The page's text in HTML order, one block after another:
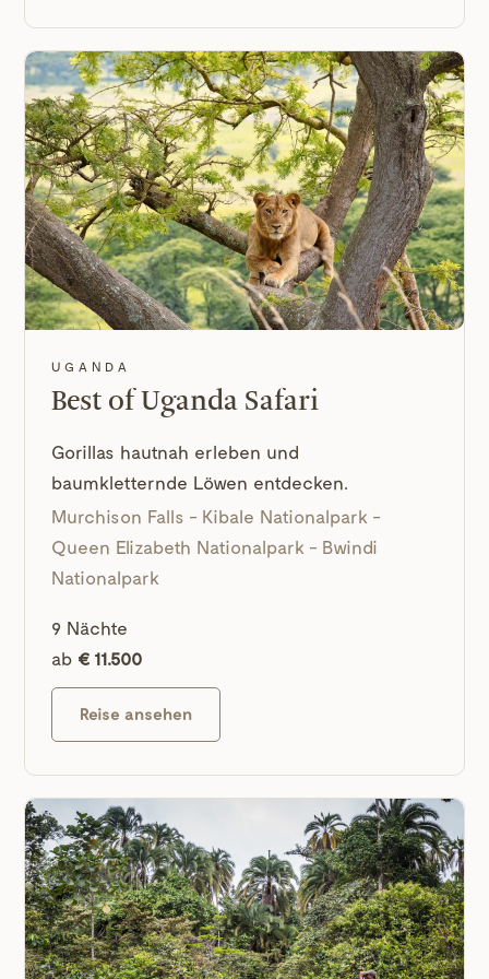
UGANDA
Best of Uganda Safari
Gorillas hautnah erleben und
baumkletternde Löwen entdecken.
Murchison Falls - Kibale Nationalpark -
Queen Elizabeth Nationalpark - Bwindi
Nationalpark
9 Nächte
ab € 11.500
Reise ansehen